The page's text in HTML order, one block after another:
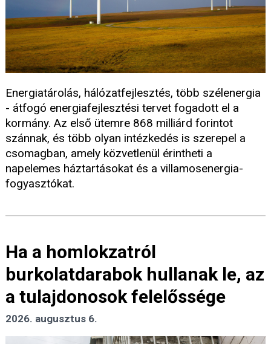
Energiatárolás, hálózatfejlesztés, több szélenergia
- átfogó energiafejlesztési tervet fogadott el a
kormány. Az első ütemre 868 milliárd forintot
szánnak, és több olyan intézkedés is szerepel a
csomagban, amely közvetlenül érintheti a
napelemes háztartásokat és a villamosenergia-
fogyasztókat.
Ha a homlokzatról
burkolatdarabok hullanak le, az
a tulajdonosok felelőssége
2026. augusztus 6.